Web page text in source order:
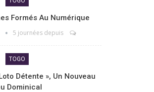
Formés Au Numérique
5 journées depuis
TOGO
Détente », Un Nouveau
Dominical